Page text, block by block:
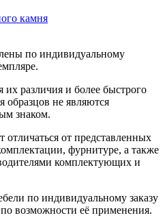
камня
по индивидуальному
различия и более быстрого
образцов не являются
знаком.
отличаться от представленных
фурнитуре, а также
комплектующих и
по индивидуальному заказу
возможности её применения.